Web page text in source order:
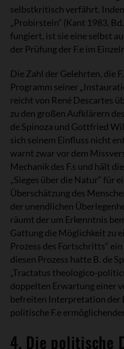
selbstkritisch verfährt.
„Probirstein“ (Kant 1983,
fungiert, ist sie eine selbst
der Prüfung der F.e im
Die Zahl der Gelehrten, die
Programm seiner
reicht von René Descartes
zu den großen Aufklärern
de Spinoza und Gottfried
sich seinem Einfluss nicht
warnt zwar vor dem
Mechanik des F.s und hält
„Sieges über die Natur“ für
Überschätzung des
der unendlichen
räumt der um Erkenntnis
Gattung die Möglichkeit zu
Prozess des Fortschritts“
diesen Prozess hatte B. de
„Tractatus theologico-
doppelten Erwartung einer
befreiten Interpretation der
politische F.e
4. Die politische